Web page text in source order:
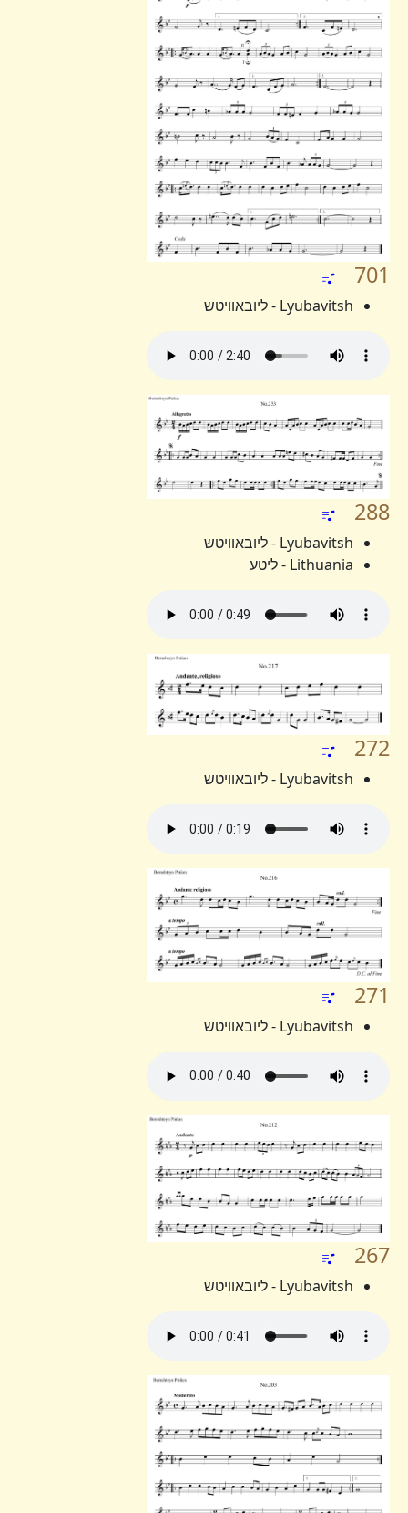
701
Lyubavitsh - ליובאוויטש
288
Lyubavitsh - ליובאוויטש
Lithuania - ליטע
272
Lyubavitsh - ליובאוויטש
271
Lyubavitsh - ליובאוויטש
267
Lyubavitsh - ליובאוויטש